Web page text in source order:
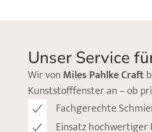
Unser Service
Wir von Miles Pahlke Craft
Kunststofffenster an – ob
Fachgerechte
Einsatz